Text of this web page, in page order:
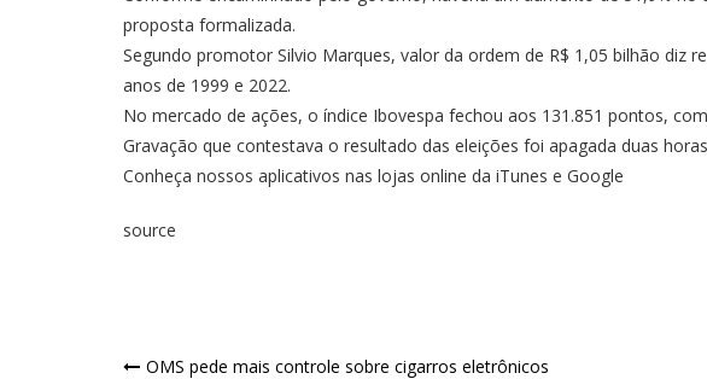
proposta formalizada.
Segundo promotor Silvio Marques, valor da ordem de R$ 1,05 bilhão diz
anos de 1999 e 2022.
No mercado de ações, o índice Ibovespa fechou aos 131.851 pontos,
Gravação que contestava o resultado das eleições foi apagada duas
Conheça nossos aplicativos nas lojas online da iTunes e Google
source
OMS pede mais controle sobre cigarros eletrônicos